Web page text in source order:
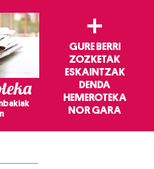
+
GURE BERRI
ZOZKETAK
ESKAINTZAK
DENDA
HEMEROTEKA
NOR GARA